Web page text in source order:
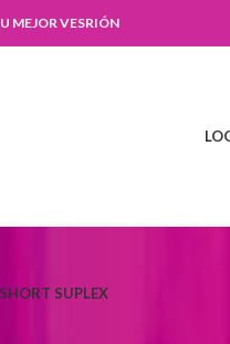
MEJOR VESRIÓN
SHORT SUPLEX